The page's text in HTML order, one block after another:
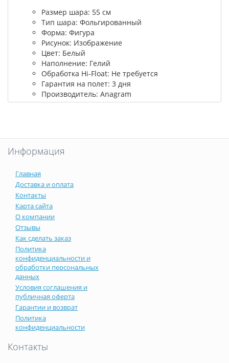
Размер шара: 55 см
Тип шара: Фольгированный
Форма: Фигура
Рисунок: Изображение
Цвет: Белый
Наполнение: Гелий
Обработка Hi-Float: Не требуется
Гарантия на полет: 3 дня
Производитель: Anagram
Информация
Главная
Доставка и оплата
Контакты
Карта сайта
О компании
Отзывы
Как сделать заказ
Политика
конфиденциальности и
обработки персональных
данных
Условия соглашения и
публичная оферта
Гарантии и возврат
Политика
конфиденциальности
Контакты